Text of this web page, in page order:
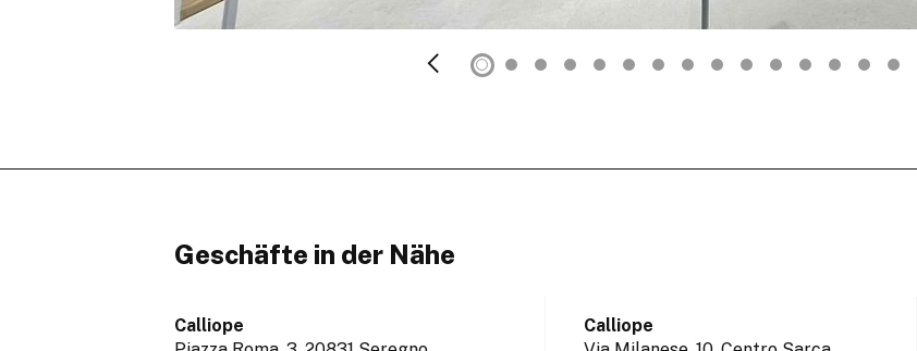
Geschäfte in der Nähe
Calliope
Calliope